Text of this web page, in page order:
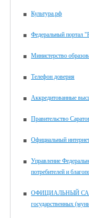
Культура.рф
Федеральный портал
Министерство
Телефон доверия
Аккредитованные
Правительство
Официальный
Управление
потребителей и
ОФИЦИАЛЬНЫЙ САЙТ
государственных